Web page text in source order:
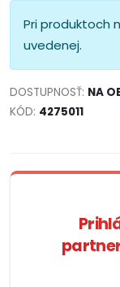
Pri produktoch
uvedenej.
DOSTUPNOSŤ: NA
KÓD: 4275011